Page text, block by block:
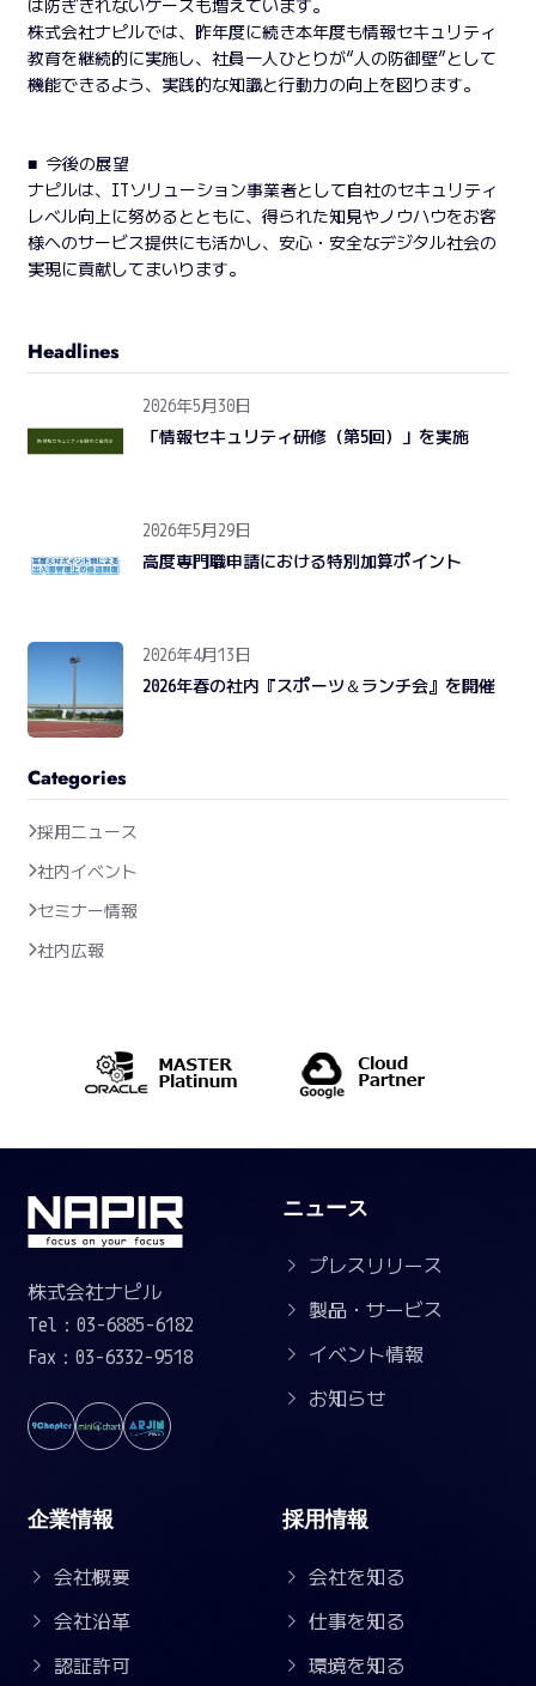
は防ぎきれないケースも増えています。
株式会社ナピルでは、昨年度に続き本年度も情報セキュリティ
教育を継続的に実施し、社員一人ひとりが“人の防御壁”として
機能できるよう、実践的な知識と行動力の向上を図ります。
■ 今後の展望
ナピルは、ITソリューション事業者として自社のセキュリティ
レベル向上に努めるとともに、得られた知見やノウハウをお客
様へのサービス提供にも活かし、安心・安全なデジタル社会の
実現に貢献してまいります。
Headlines
2026年5月30日
「情報セキュリティ研修（第5回）」を実施
2026年5月29日
高度専門職申請における特別加算ポイント
2026年4月13日
2026年春の社内『スポーツ＆ランチ会』を開催
Categories
採用ニュース
社内イベント
セミナー情報
社内広報
株式会社ナピル
Tel：03-6885-6182
Fax：03-6332-9518
ニュース
プレスリリース
製品・サービス
イベント情報
お知らせ
企業情報
会社概要
会社沿革
認証許可
採用情報
会社を知る
仕事を知る
環境を知る